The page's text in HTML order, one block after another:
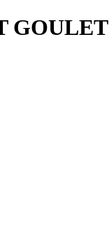
GOULET